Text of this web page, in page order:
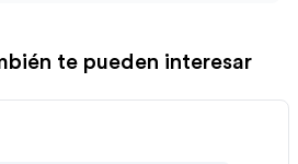
te pueden interesar